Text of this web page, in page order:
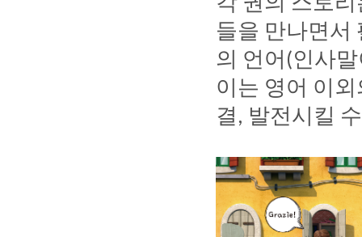
들을 만나면서
의 언어 (인사
이는 영어 이외
결 , 발전시킬 수